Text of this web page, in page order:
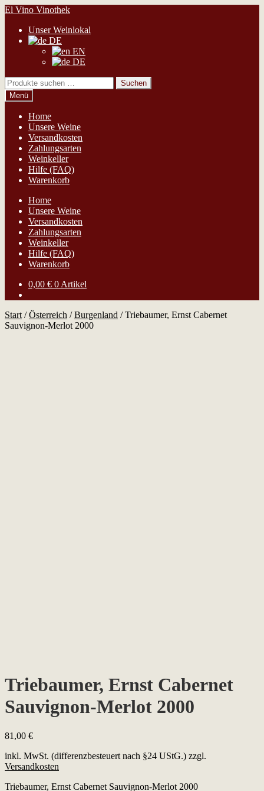
Zur
springen
Zum
springen
El Vino Vinothek
Unser Weinlokal
DE
EN
DE
Suchen
nach:
Suchen
Menü
Home
Unsere Weine
Versandkosten
Zahlungsarten
Weinkeller
Hilfe (FAQ)
Warenkorb
Home
Unsere Weine
Versandkosten
Zahlungsarten
Weinkeller
Hilfe (FAQ)
Warenkorb
0,00 € 0 Artikel
Start /Österreich /Burgenland /Triebaumer, Ernst Cabernet
Sauvignon-Merlot 2000
Triebaumer, Ernst Cabernet
Sauvignon-Merlot 2000
81,00 €
inkl. MwSt. (differenzbesteuert nach §24 UStG.) zzgl.
Versandkosten
Triebaumer, Ernst Cabernet Sauvignon-Merlot 2000